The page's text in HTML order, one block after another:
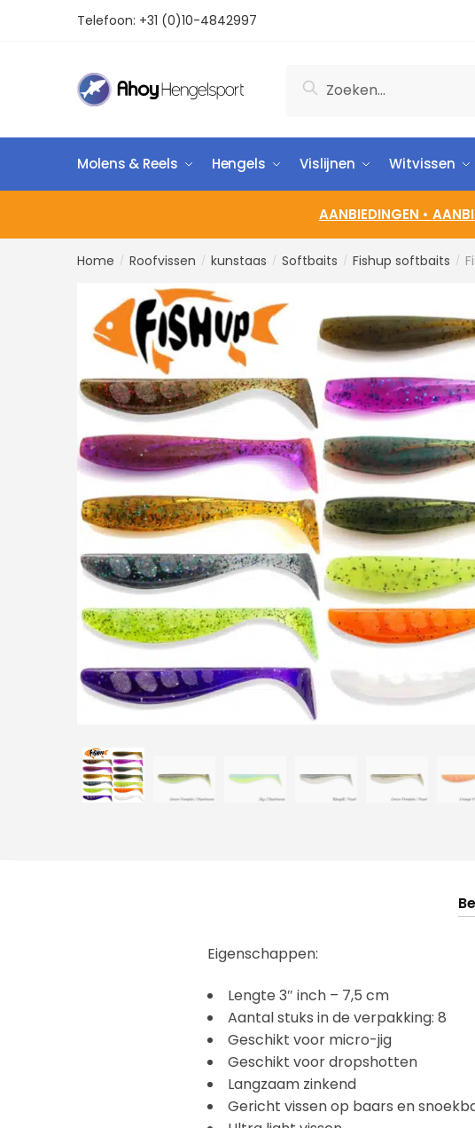
Telefoon: +31 (0)10-4842997
Zoeken
Molens & Reels Hengels Vislijnen Witvissen
AANBIEDINGEN •
Home / Roofvissen / kunstaas / Softbaits / Fishup softbaits /
Eigenschappen:
Lengte 3″ inch – 7,5 cm
Aantal stuks in de verpakking: 8
Geschikt voor micro-jig
Geschikt voor dropshotten
Langzaam zinkend
Gericht vissen op baars en